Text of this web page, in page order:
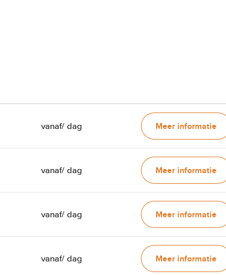
vanaf/ dag Meer informatie
vanaf/ dag Meer informatie
vanaf/ dag Meer informatie
vanaf/ dag Meer informatie